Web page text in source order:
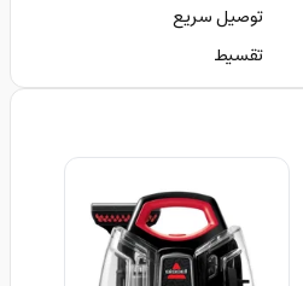
توصيل سريع
تقسيط